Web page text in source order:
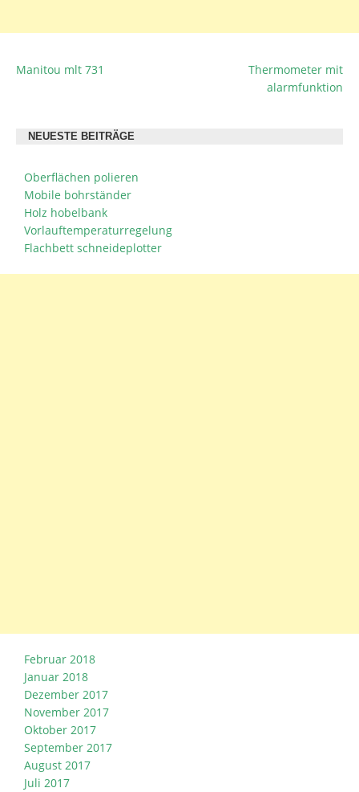
BEITRAGSNAVIGATION
Manitou mlt 731
Thermometer mit
alarmfunktion
NEUESTE BEITRÄGE
Oberflächen polieren
Mobile bohrständer
Holz hobelbank
Vorlauftemperaturregelung
Flachbett schneideplotter
Februar 2018
Januar 2018
Dezember 2017
November 2017
Oktober 2017
September 2017
August 2017
Juli 2017